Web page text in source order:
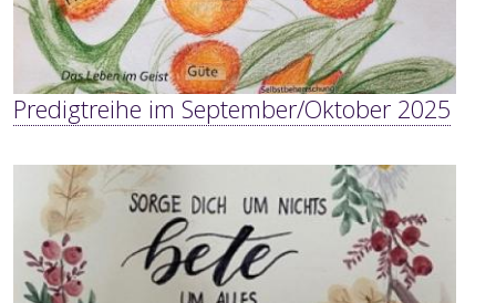
Predigtreihe im September/Oktober 2025